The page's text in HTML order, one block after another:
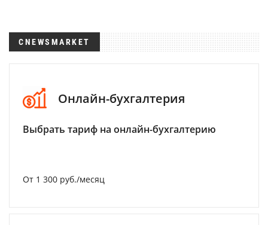
CNEWSMARKET
Онлайн-бухгалтерия
Выбрать тариф на онлайн-бухгалтерию
От 1 300 руб./месяц